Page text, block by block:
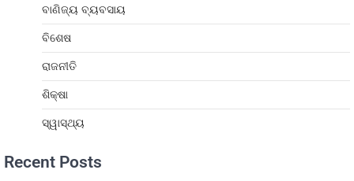
ବାଣିଜ୍ୟ ବ୍ୟବସାୟ
ବିଶେଷ
ରାଜନୀତି
ଶିକ୍ଷା
ସ୍ୱାସ୍ଥ୍ୟ
Recent Posts